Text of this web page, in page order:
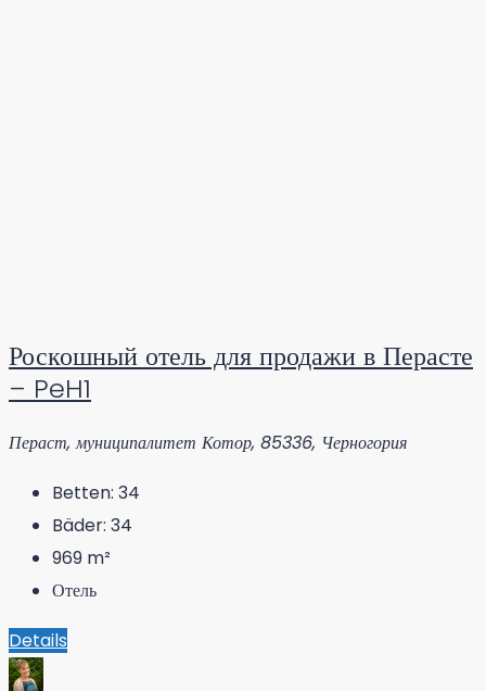
Роскошный отель для продажи в Перасте
– PeH1
Пераст, муниципалитет Котор, 85336, Черногория
Betten: 34
Bäder: 34
969 m²
Отель
Details